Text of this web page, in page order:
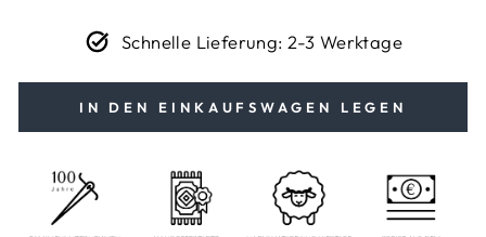
Schnelle Lieferung: 2-3 Werktage
IN DEN EINKAUFSWAGEN LEGEN